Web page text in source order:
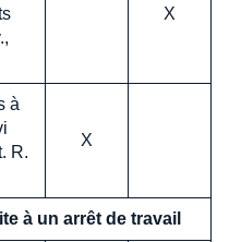
X
à
R.
X
à un arrêt de travail